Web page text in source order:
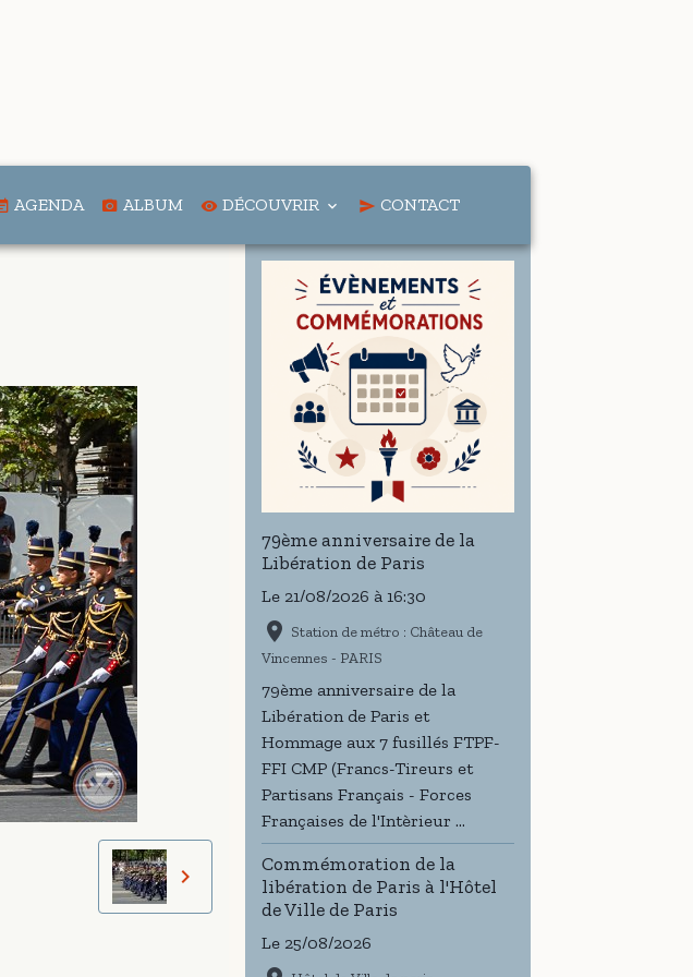
AGENDA ALBUM DÉCOUVRIR CONTACT
79ème anniversaire de la
Libération de Paris
Le 21/08/2026 à 16:30
Station de métro : Château de
Vincennes - PARIS
79ème anniversaire de la
Libération de Paris et
Hommage aux 7 fusillés FTPF-
FFI CMP (Francs-Tireurs et
Partisans Français - Forces
Françaises de l'Intèrieur ...
Commémoration de la
libération de Paris à l'Hôtel
de Ville de Paris
Le 25/08/2026